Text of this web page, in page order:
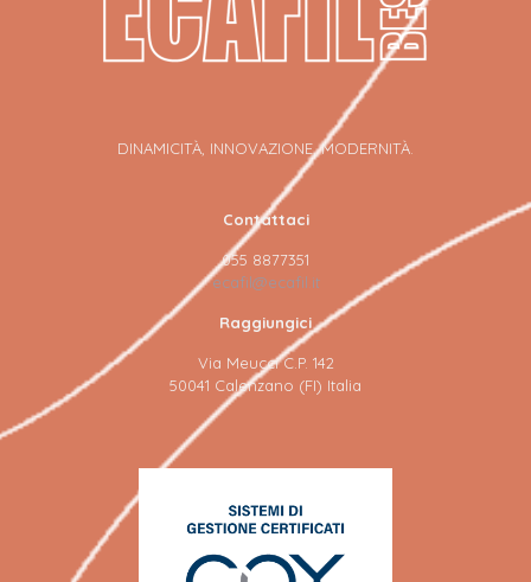
DINAMICITÀ, INNOVAZIONE, MODERNITÀ.
Contattaci
055 8877351
ecafil@ecafil.it
Raggiungici
Via Meucci C.P. 142
50041 Calenzano (FI) Italia